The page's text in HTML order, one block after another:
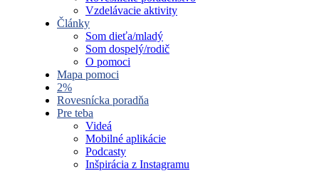
Vzdelávacie aktivity
Články
Som dieťa/mladý
Som dospelý/rodič
O pomoci
Mapa pomoci
2%
Rovesnícka poradňa
Pre teba
Videá
Mobilné aplikácie
Podcasty
Inšpirácia z Instagramu